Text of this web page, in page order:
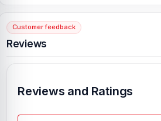
[/vc_column][/vc_row]
Customer feedback
Reviews
Reviews and Ratings